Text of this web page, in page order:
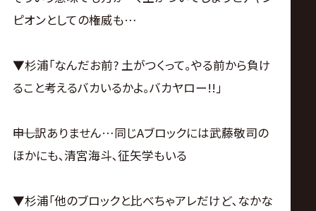
ピオンとしての権威も…
▼杉浦｢なんだお前? 土がつくって｡やる前から負け
ること考えるバカいるかよ｡バカヤロー!!｣
――申し訳ありません…同じAブロックには武藤敬司の
ほかにも､清宮海斗､征矢学もいる
▼杉浦｢他のブロックと比べちゃアレだけど､なかな